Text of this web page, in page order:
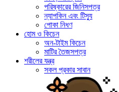
পরিষ্কারের জিনিসপত্র
ন্যাপকিন এবং টিস্যু
পোকা নিধণ
হোম ও কিচেন
অন-টাইম কিচেন
মাটির তৈজসপত্র
শরীলের যন্ত্র
সকল প্রকার সাবান